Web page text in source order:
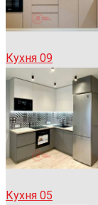
Кухня 09
Кухня 05